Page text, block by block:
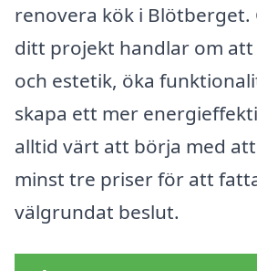
renovera kök i Blötberget.
ditt projekt handlar om
och estetik, öka
skapa ett mer
alltid värt att börja med
minst tre priser för att
välgrundat beslut.